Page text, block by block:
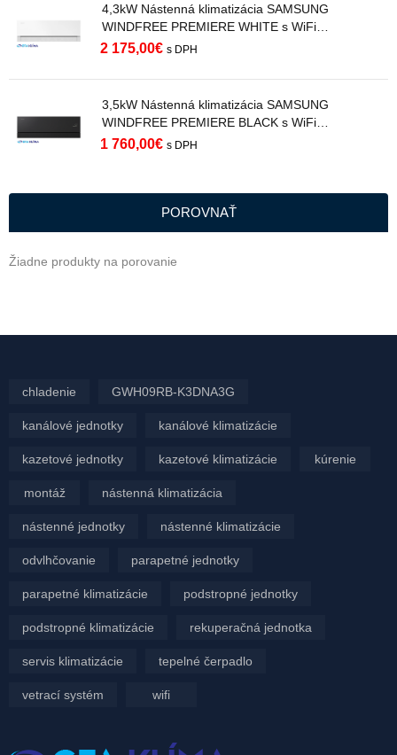
4,3kW Nástenná klimatizácia SAMSUNG
WINDFREE PREMIERE WHITE s WiFi
AR70H15C1AWNEU R32
2 175,00€ s DPH
3,5kW Nástenná klimatizácia SAMSUNG
WINDFREE PREMIERE BLACK s WiFi
AR70H12C1ABNEU R32
1 760,00€ s DPH
POROVNAŤ
Žiadne produkty na porovanie
chladenie GWH09RB-K3DNA3G
kanálové jednotky kanálové klimatizácie
kazetové jednotky kazetové klimatizácie kúrenie
montáž nástenná klimatizácia
nástenné jednotky nástenné klimatizácie
odvlhčovanie parapetné jednotky
parapetné klimatizácie podstropné jednotky
podstropné klimatizácie rekuperačná jednotka
servis klimatizácie tepelné čerpadlo
vetrací systém wifi